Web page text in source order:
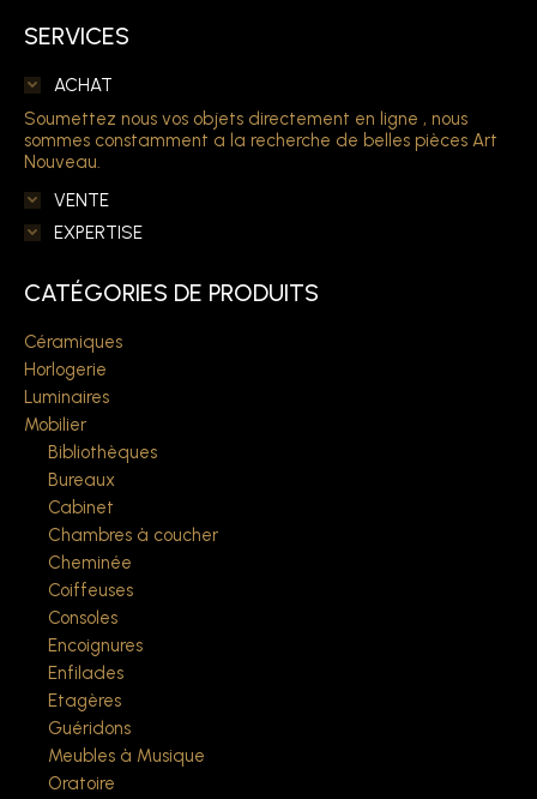
SERVICES
ACHAT
Soumettez nous vos objets directement en ligne , nous
sommes constamment a la recherche de belles pièces Art
Nouveau.
VENTE
EXPERTISE
CATÉGORIES DE PRODUITS
Céramiques
Horlogerie
Luminaires
Mobilier
Bibliothèques
Bureaux
Cabinet
Chambres à coucher
Cheminée
Coiffeuses
Consoles
Encoignures
Enfilades
Etagères
Guéridons
Meubles à Musique
Oratoire